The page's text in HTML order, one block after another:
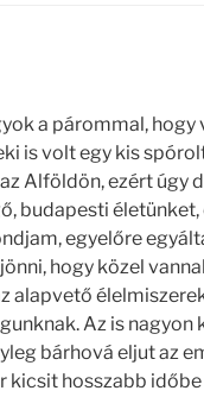
a párommal, hogy
is volt egy kis
Alföldön, ezért úgy
budapesti életünket,
egyelőre
hogy közel
alapvető
Az is nagyon
bárhová eljut az
kicsit hosszabb időbe